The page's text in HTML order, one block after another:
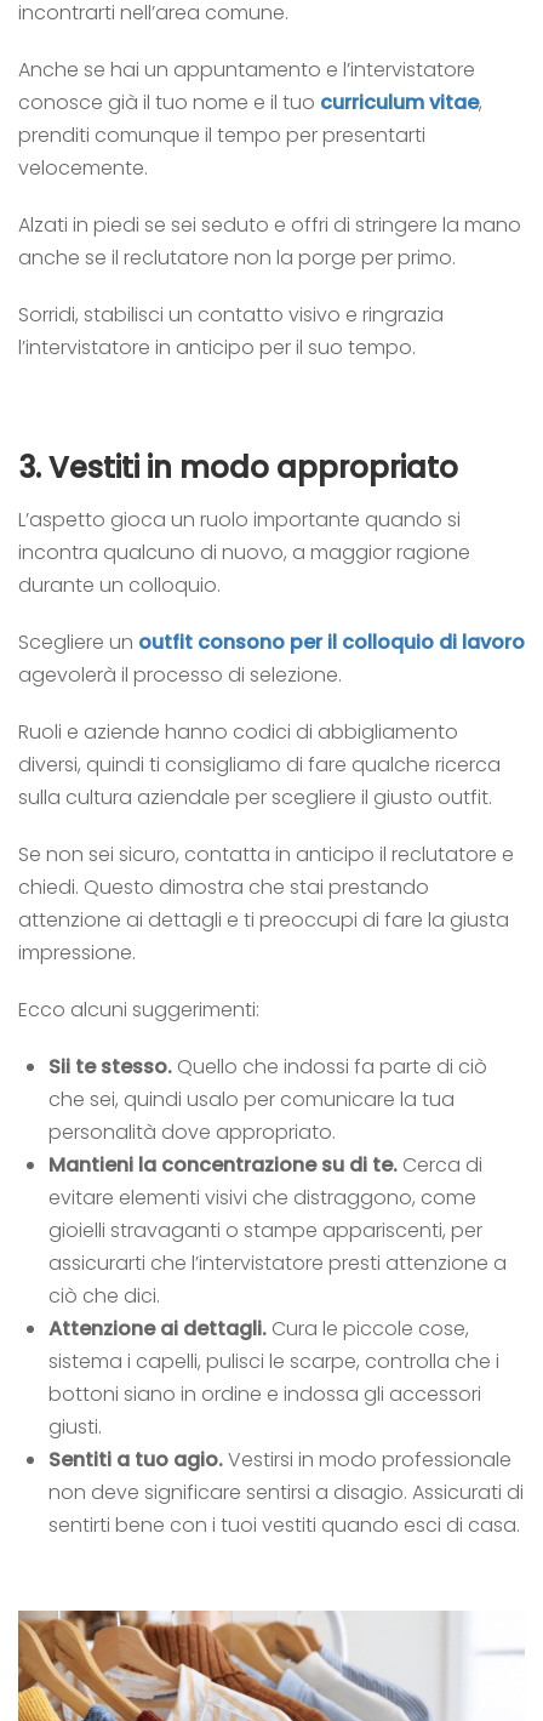
incontrarti nell’area comune.
Anche se hai un appuntamento e l’intervistatore
conosce già il tuo nome e il tuo curriculum vitae,
prenditi comunque il ​​tempo per presentarti
velocemente.
Alzati in piedi se sei seduto e offri di stringere la mano
anche se il reclutatore non la porge per primo.
Sorridi, stabilisci un contatto visivo e ringrazia
l’intervistatore in anticipo per il suo tempo.
3.Vestiti in modo appropriato
L’aspetto gioca un ruolo importante quando si
incontra qualcuno di nuovo, a maggior ragione
durante un colloquio.
Scegliere un outfit consono per il colloquio di lavoro
agevolerà il processo di selezione.
Ruoli e aziende hanno codici di abbigliamento
diversi, quindi ti consigliamo di fare qualche ricerca
sulla cultura aziendale per scegliere il giusto outfit.
Se non sei sicuro, contatta in anticipo il reclutatore e
chiedi. Questo dimostra che stai prestando
attenzione ai dettagli e ti preoccupi di fare la giusta
impressione.
Ecco alcuni suggerimenti:
Sii te stesso. Quello che indossi fa parte di ciò
che sei, quindi usalo per comunicare la tua
personalità dove appropriato.
Mantieni la concentrazione su di te. Cerca di
evitare elementi visivi che distraggono, come
gioielli stravaganti o stampe appariscenti, per
assicurarti che l’intervistatore presti attenzione a
ciò che dici.
Attenzione ai dettagli. Cura le piccole cose,
sistema i capelli, pulisci le scarpe, controlla che i
bottoni siano in ordine e indossa gli accessori
giusti.
Sentiti a tuo agio.Vestirsi in modo professionale
non deve significare sentirsi a disagio. Assicurati di
sentirti bene con i tuoi vestiti quando esci di casa.